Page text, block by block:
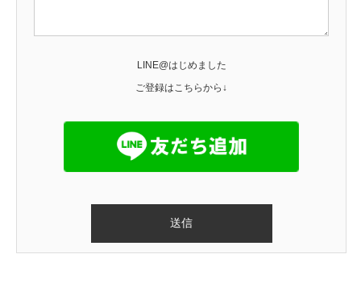
LINE@はじめました
ご登録はこちらから↓